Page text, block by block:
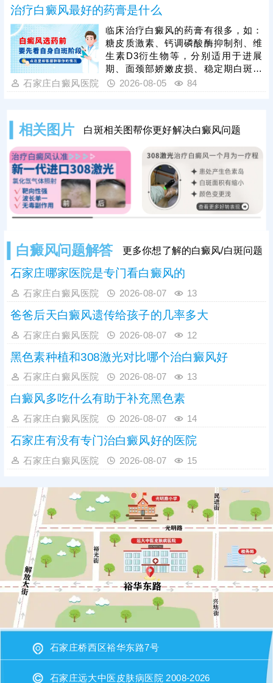
步复色。
对症的治疗手段修复受损黑色素细
胞，从根源解决白斑问题，避免治疗
走弯路、延误病情。同时患者需摒弃
速成治疗心态，白癜风恢复需要周
期，务必坚持规范治疗，白斑消退后
做好巩固治疗，杜绝病情反复。
治疗白癜风最好的药膏是什么
临床治疗白癜风的药膏有很多，如：
糖皮质激素、钙调磷酸酶抑制剂、维
生素D3衍生物等，分别适用于进展
期、面颈部娇嫩皮损、稳定期白斑等
不同情况，需根据患者病情对症选
在医生指导下规范使用。单一药膏治
疗效果有限，临床多采用综合性治疗
方案，可结合光疗、表皮移植手术等
方式联合干预，大幅提升治疗效果。
石家庄白癜风医院 2026-08-05 84
相关图片 白斑相关图帮你更好解决白癜风问题
白癜风问题解答 更多你想了解的白癜风/白斑问题
石家庄哪家医院是专门看白癜风的
石家庄白癜风医院 2026-08-07 13
爸爸后天白癜风遗传给孩子的几率多大
石家庄白癜风医院 2026-08-07 12
黑色素种植和308激光对比哪个治白癜风好
石家庄白癜风医院 2026-08-07 13
白癜风多吃什么有助于补充黑色素
石家庄白癜风医院 2026-08-07 14
石家庄有没有专门治白癜风好的医院
石家庄白癜风医院 2026-08-07 15
石家庄桥西区裕华东路7号
石家庄远大中医皮肤病医院 2008-2026